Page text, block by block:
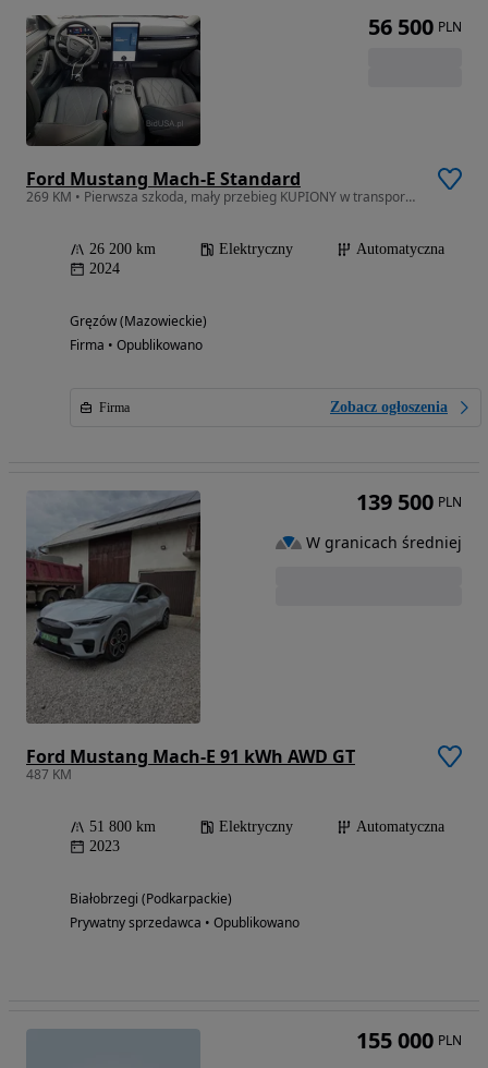
Ford Mustang Mach-E Standard
269 KM • Pierwsza szkoda, mały przebieg KUPIONY w transporcie do Polski
26 200 km Elektryczny
Automatyczna
2024
Gręzów (Mazowieckie)
Firma • Opublikowano
Firma Zobacz ogłoszenia
56 500 PLN
Ford Mustang Mach-E 91 kWh AWD GT
487 KM
51 800 km Elektryczny
Automatyczna
2023
Białobrzegi (Podkarpackie)
Prywatny sprzedawca • Opublikowano
139 500 PLN
W granicach średniej
155 000 PLN